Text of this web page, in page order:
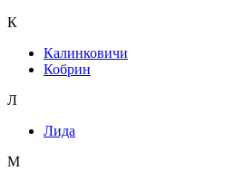
К
Калинковичи
Кобрин
Л
Лида
М